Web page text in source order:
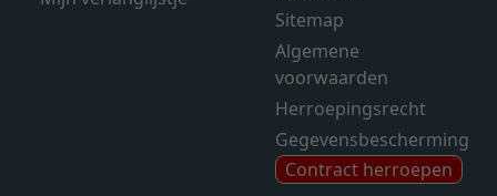
Sitemap
Algemene
voorwaarden
Herroepingsrecht
Gegevensbescherming
Contract herroepen